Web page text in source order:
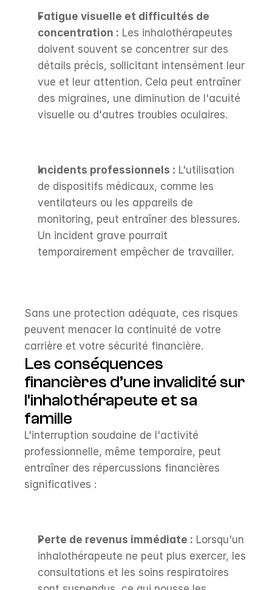
Fatigue visuelle et difficultés de
concentration : Les inhalothérapeutes
doivent souvent se concentrer sur des
détails précis, sollicitant intensément leur
vue et leur attention. Cela peut entraîner
des migraines, une diminution de l'acuité
visuelle ou d'autres troubles oculaires.
Incidents professionnels : L'utilisation
de dispositifs médicaux, comme les
ventilateurs ou les appareils de
monitoring, peut entraîner des blessures.
Un incident grave pourrait
temporairement empêcher de travailler.
Sans une protection adéquate, ces risques
peuvent menacer la continuité de votre
carrière et votre sécurité financière.
Les conséquences
financières d’une invalidité sur
l'inhalothérapeute et sa
famille
L'interruption soudaine de l'activité
professionnelle, même temporaire, peut
entraîner des répercussions financières
significatives :
Perte de revenus immédiate : Lorsqu'un
inhalothérapeute ne peut plus exercer, les
consultations et les soins respiratoires